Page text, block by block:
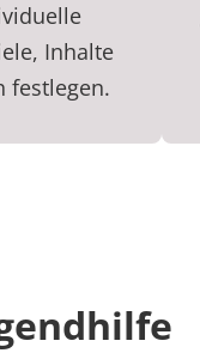
Inhalte
festlegen.